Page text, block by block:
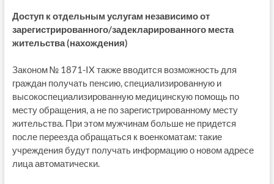
Доступ к отдельным услугам независимо от
зарегистрированного/задекларированного места
жительства (нахождения)
Законом № 1871-IX также вводится возможность для
граждан получать пенсию, специализированную и
высокоспециализированную медицинскую помощь по
месту обращения, а не по зарегистрированному месту
жительства. При этом мужчинам больше не придется
после переезда обращаться к военкоматам: такие
учреждения будут получать информацию о новом адресе
лица автоматически.